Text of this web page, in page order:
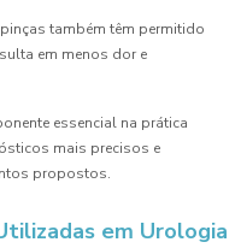
também têm permitido
em menos dor e
essencial na prática
mais precisos e
propostos.
em Urologia